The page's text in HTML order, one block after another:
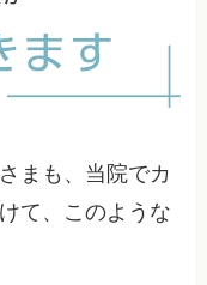
まも、当院でカ
て、このような